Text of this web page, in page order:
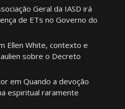
Geral da IASD irá
de ETs no Governo do
Ellen White, contexto e
sobre o Decreto
em Quando a devoção
espiritual raramente